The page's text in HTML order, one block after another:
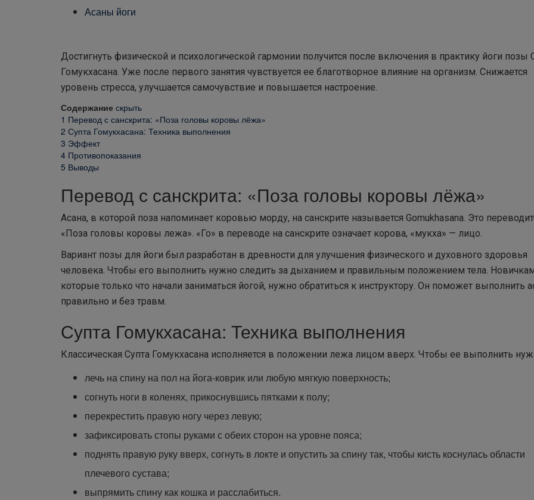
Асаны йоги
Достигнуть физической и психологической гармонии получится после включения в практику йоги позы
Гомукхасана. Уже после первого занятия чувствуется ее благотворное влияние на организм. Снижается
уровень стресса, улучшается самочувствие и повышается настроение.
Содержание скрыть
1 Перевод с санскрита: «Поза головы коровы лёжа»
2 Супта Гомукхасана: Техника выполнения
3 Эффект
4 Противопоказания
5 Выводы
Перевод с санскрита: «Поза головы коровы лёжа»
Асана, в которой поза напоминает коровью морду, на санскрите называется Gomukhasana. Это
«Поза головы коровы лежа». «Го» в переводе на санскрите означает корова, «мукха» — лицо.
Вариант позы для йоги был разработан в древности для улучшения физического и духовного здоровья
человека. Чтобы его выполнить нужно следить за дыханием и правильным положением тела.
которые только что начали заниматься йогой, нужно обратиться к инструктору. Он поможет выполнить
правильно и без травм.
Супта Гомукхасана: Техника выполнения
Классическая Супта Гомукхасана исполняется в положении лежа лицом вверх. Чтобы ее выполнить
лечь на спину на пол на йога-коврик или любую мягкую поверхность;
согнуть ноги в коленях, прикоснувшись пятками к полу;
перекрестить правую ногу через левую;
зафиксировать стопы руками с обеих сторон на уровне пояса;
поднять правую руку вверх, согнуть в локте и опустить за спину так, чтобы кисть коснулась области
плечевого сустава;
выпрямить спину как кошка и расслабиться.